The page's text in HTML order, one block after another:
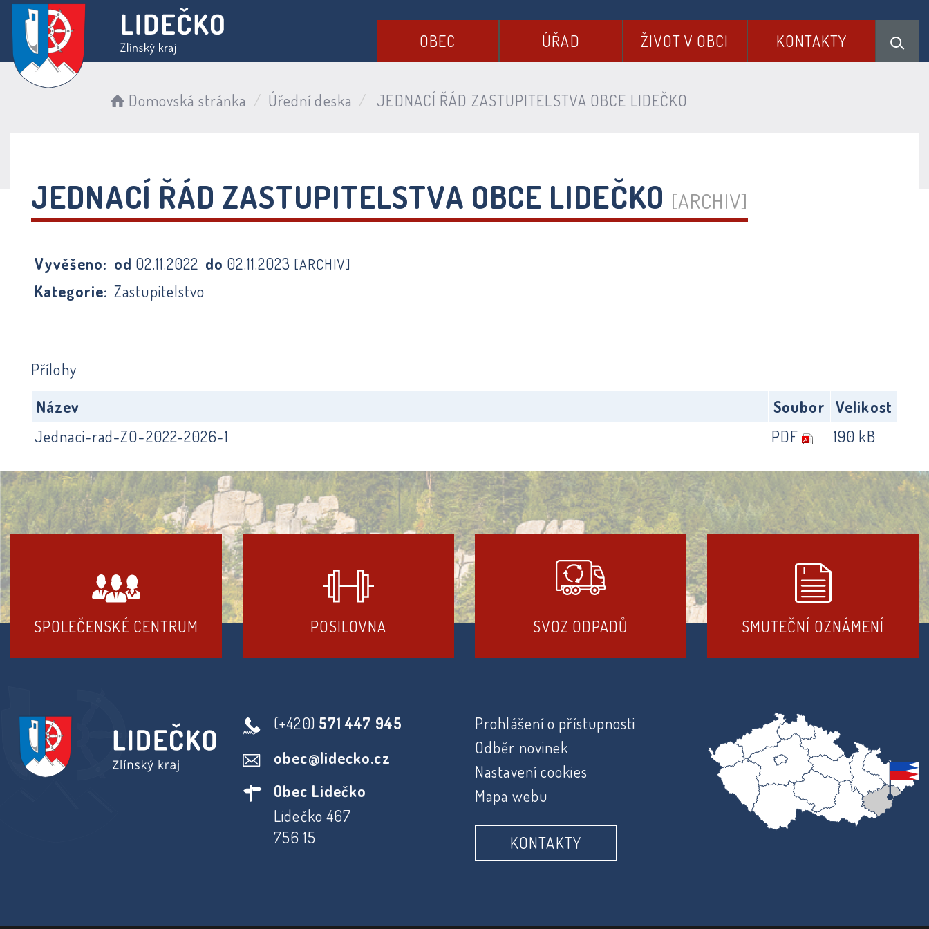
OBEC ÚŘAD ŽIVOT V OBCI KONTAKTY
Domovská stránka Úřední deska JEDNACÍ ŘÁD ZASTUPITELSTVA OBCE LIDEČKO
JEDNACÍ ŘÁD ZASTUPITELSTVA OBCE LIDEČKO [ARCHIV]
Vyvěšeno: od 02.11.2022 do 02.11.2023 [ARCHIV]
Kategorie: Zastupitelstvo
Přílohy
Název
Soubor
Velikost
Jednaci-rad-ZO-2022-2026-1
PDF 190 kB
SPOLEČENSKÉ CENTRUM POSILOVNA SVOZ ODPADŮ SMUTEČNÍ OZNÁMENÍ
(+420) 571 447 945
obec@lidecko.cz
Obec Lidečko
Lidečko 467
756 15
Prohlášení o přístupnosti
Odběr novinek
Nastavení cookies
Mapa webu
KONTAKTY